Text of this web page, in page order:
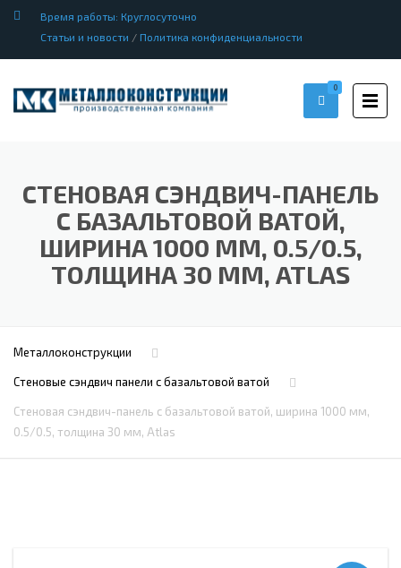
Время работы: Круглосуточно
Статьи и новости / Политика конфиденциальности
0
СТЕНОВАЯ СЭНДВИЧ-ПАНЕЛЬ
С БАЗАЛЬТОВОЙ ВАТОЙ,
ШИРИНА 1000 ММ, 0.5/0.5,
ТОЛЩИНА 30 ММ, ATLAS
Металлоконструкции
Стеновые сэндвич панели с базальтовой ватой
Стеновая сэндвич-панель с базальтовой ватой, ширина 1000 мм,
0.5/0.5, толщина 30 мм, Atlas